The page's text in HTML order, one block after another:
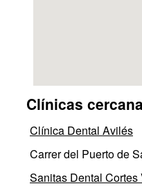
Clínicas
Clínica Dental Avilés
Carrer del Puerto de
Sanitas Dental